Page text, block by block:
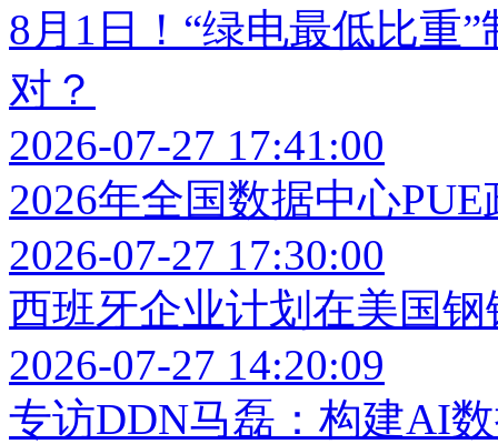
8月1日！“绿电最低比重
对？
2026-07-27 17:41:00
2026年全国数据中心
2026-07-27 17:30:00
西班牙企业计划在美国
2026-07-27 14:20:09
专访DDN马磊：构建AI